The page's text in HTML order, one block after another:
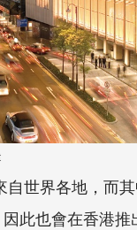
自世界各地，而
此也會在香港推